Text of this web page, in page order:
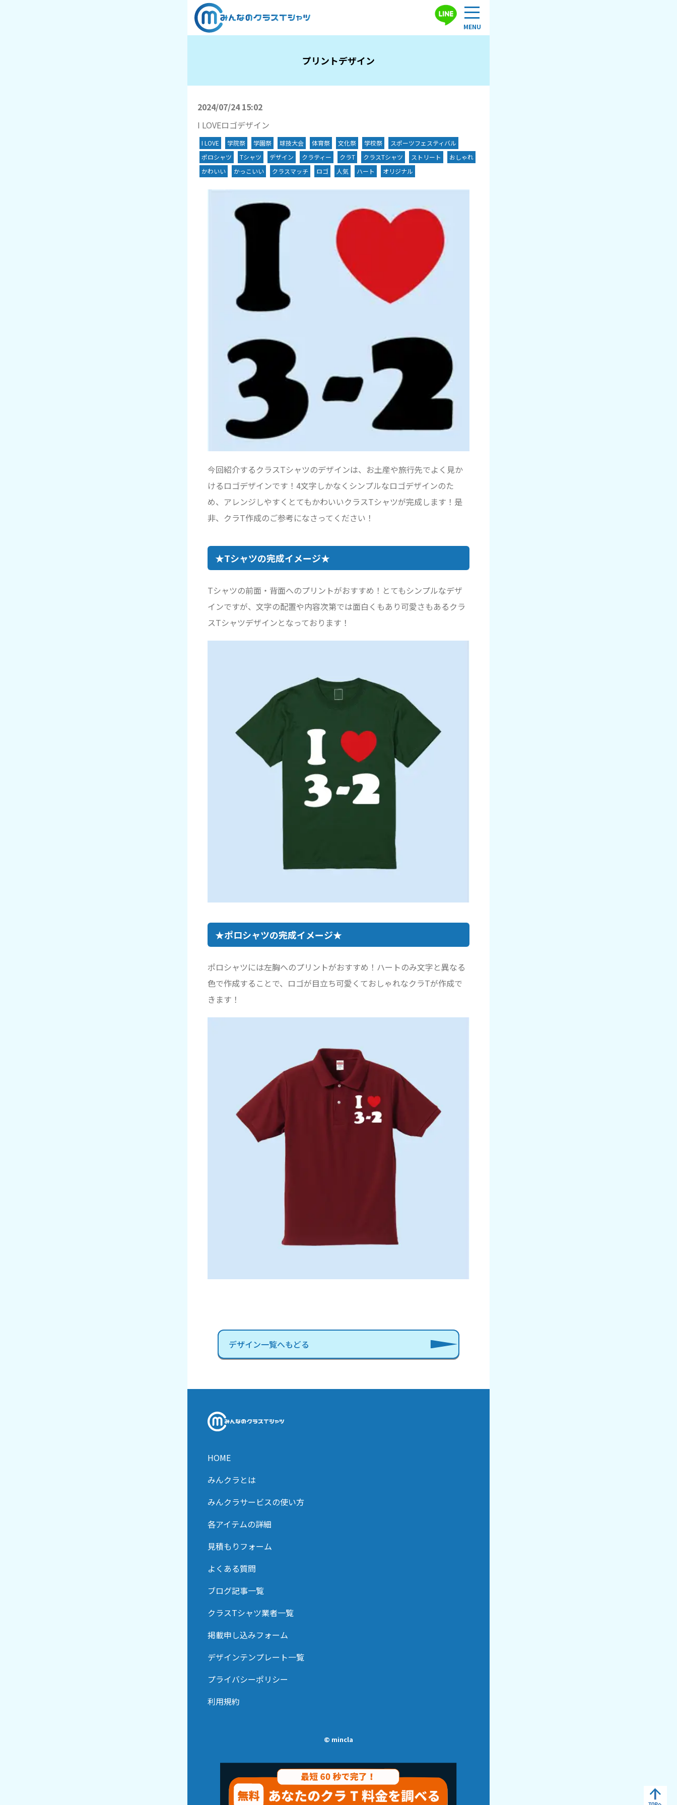
プリントデザイン
2024/07/24 15:02
I LOVEロゴデザイン
I LOVE 学院祭 学園祭 球技大会 体育祭 文化祭 学校祭
スポーツフェスティバル
ポロシャツ
Tシャツ デザイン クラティー クラT クラスTシャツ ストリート
おしゃれ
かわいい
かっこいい クラスマッチ ロゴ 人気 ハート オリジナル
今回紹介するクラスTシャツのデザインは、お土産や旅行先でよく見か
けるロゴデザインです！4文字しかなくシンプルなロゴデザインのた
め、アレンジしやすくとてもかわいいクラスTシャツが完成します！是
非、クラT作成のご参考になさってください！
★Tシャツの完成イメージ★
Tシャツの前面・背面へのプリントがおすすめ！とてもシンプルなデザ
インですが、文字の配置や内容次第では面白くもあり可愛さもあるクラ
スTシャツデザインとなっております！
★ポロシャツの完成イメージ★
ポロシャツには左胸へのプリントがおすすめ！ハートのみ文字と異なる
色で作成することで、ロゴが目立ち可愛くておしゃれなクラTが作成で
きます！
デザイン一覧へもどる
HOME
みんクラとは
みんクラサービスの使い方
各アイテムの詳細
見積もりフォーム
よくある質問
ブログ記事一覧
クラスTシャツ業者一覧
掲載申し込みフォーム
デザインテンプレート一覧
プライバシーポリシー
利用規約
© mincla